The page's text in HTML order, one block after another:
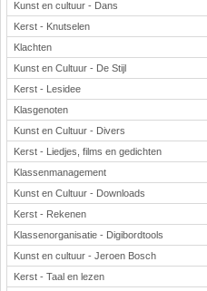
Kunst en cultuur - Dans
Kerst - Knutselen
Klachten
Kunst en Cultuur - De Stijl
Kerst - Lesidee
Klasgenoten
Kunst en Cultuur - Divers
Kerst - Liedjes, films en gedichten
Klassenmanagement
Kunst en Cultuur - Downloads
Kerst - Rekenen
Klassenorganisatie - Digibordtools
Kunst en cultuur - Jeroen Bosch
Kerst - Taal en lezen